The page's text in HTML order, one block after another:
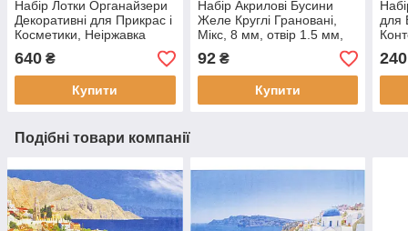
Набір Лотки Органайзери
Декоративні для Прикрас і
Косметики, Неіржавка
Сталь, 23х9 см і 30x12 см,
2 шт. (1 набір)
640 ₴
Купити
Набір Акрилові Бусини
Желе Круглі Грановані,
Мікс, 8 мм, отвір 1.5 мм,
приблизно 400 шт. (1
набір)
92₴
Купити
для
240
Подібні товари компанії